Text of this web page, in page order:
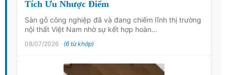
Tích Ưu Nhược Điểm
Sàn gỗ công nghiệp đã và đang chiếm lĩnh thị trường
nội thất Việt Nam nhờ sự kết hợp hoàn…
08/07/2026 (6 từ khớp)